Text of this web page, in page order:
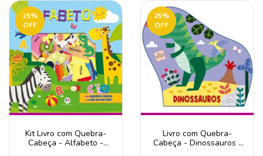
25%
OFF
Kit Livro com Quebra-
Cabeça - Alfabeto -
25%
OFF
Livro com Quebra-
Cabeça - Dinossauros -